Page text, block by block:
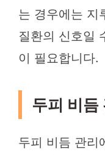
는 경우에는 지
질환의 신호일
이 필요합니다.
두피 비듬
두피 비듬 관리